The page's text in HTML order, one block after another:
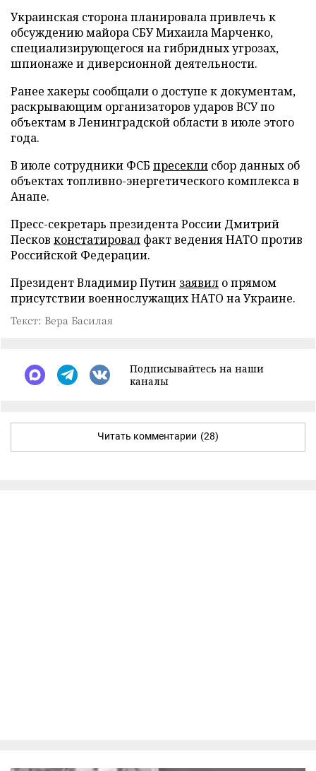
Украинская сторона планировала привлечь к
обсуждению майора СБУ Михаила Марченко,
специализирующегося на гибридных угрозах,
шпионаже и диверсионной деятельности.
Ранее хакеры сообщали о доступе к документам,
раскрывающим организаторов ударов ВСУ по
объектам в Ленинградской области в июле этого
года.
В июле сотрудники ФСБ пресекли сбор данных об
объектах топливно-энергетического комплекса в
Анапе.
Пресс-секретарь президента России Дмитрий
Песков констатировал факт ведения НАТО против
Российской Федерации.
Президент Владимир Путин заявил о прямом
присутствии военнослужащих НАТО на Украине.
Текст: Вера Басилая
Подписывайтесь на наши
каналы
Читать комментарии (28)